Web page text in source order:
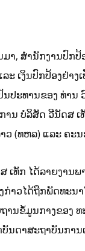
າ, ສໍໍານັກງານປົກ
ເງິນປົກປ້ອງຢ່າງ
ນປະທານຂອງ ທ່າ
ນ ບໍລິສັດ ວີນັດສ
ວ (ທຫລ) ແລະ ຄະ
ທັກ ໄດ້ລາຍງານ
ກ່າວໄດ້ຖືກພັດທະ
ານຂໍ້ມູນກາງຂອງ
ນດາສະຖາບັນການ